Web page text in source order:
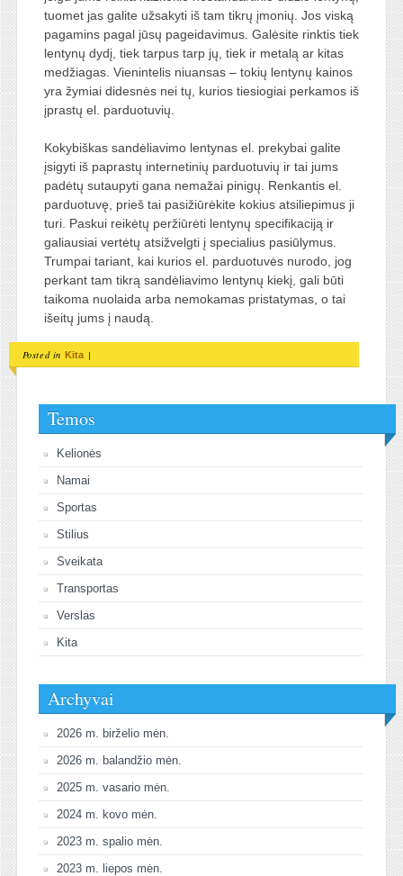
tuomet jas galite užsakyti iš tam tikrų įmonių. Jos viską
pagamins pagal jūsų pageidavimus. Galėsite rinktis tiek
lentynų dydį, tiek tarpus tarp jų, tiek ir metalą ar kitas
medžiagas. Vienintelis niuansas – tokių lentynų kainos
yra žymiai didesnės nei tų, kurios tiesiogiai perkamos iš
įprastų el. parduotuvių.
Kokybiškas sandėliavimo lentynas el. prekybai galite
įsigyti iš paprastų internetinių parduotuvių ir tai jums
padėtų sutaupyti gana nemažai pinigų. Renkantis el.
parduotuvę, prieš tai pasižiūrėkite kokius atsiliepimus ji
turi. Paskui reikėtų peržiūrėti lentynų specifikaciją ir
galiausiai vertėtų atsižvelgti į specialius pasiūlymus.
Trumpai tariant, kai kurios el. parduotuvės nurodo, jog
perkant tam tikrą sandėliavimo lentynų kiekį, gali būti
taikoma nuolaida arba nemokamas pristatymas, o tai
išeitų jums į naudą.
Posted in Kita |
Temos
Kelionės
Namai
Sportas
Stilius
Sveikata
Transportas
Verslas
Kita
Archyvai
2026 m. birželio mėn.
2026 m. balandžio mėn.
2025 m. vasario mėn.
2024 m. kovo mėn.
2023 m. spalio mėn.
2023 m. liepos mėn.